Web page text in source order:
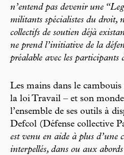
n’entend pas devenir une
militants spécialistes du droit,
collectifs de soutien déjà
ne prend l’initiative de la
préalable avec les participants
Les mains dans le
la loi Travail – et son
l’ensemble de ses outils à
Defcol (Défense collective
est venu en aide à plus d’une
interpellés, dans ou aux